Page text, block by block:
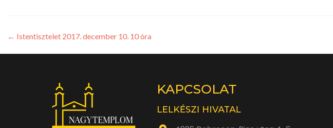
← Istentisztelet 2017. december 10. 10 óra
KAPCSOLAT
LELKÉSZI HIVATAL